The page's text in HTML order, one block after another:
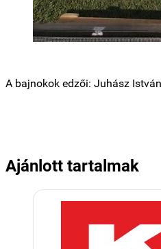
A bajnokok edzői: Juhász
Ajánlott tartalmak